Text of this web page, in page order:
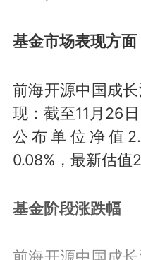
基金市场表现方面
前海开源中国成
现：截至11月26
公布单位净值
0.08%，最新估值
基金阶段涨跌幅